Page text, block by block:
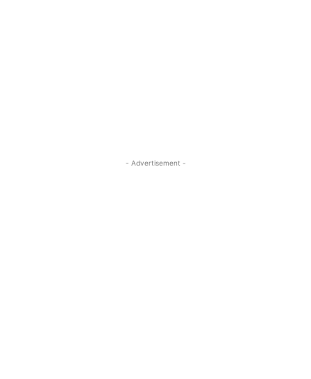
- Advertisement -